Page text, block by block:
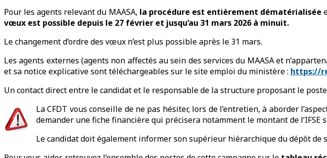
Pour les agents relevant du MAASA, la procédure est entièrement dématérialisée
vœux est possible depuis le 27 février et jusqu’au 31 mars 2026 à minuit.
Le changement d’ordre des vœux n’est plus possible après le 31 mars.
Les agents externes (agents non affectés au sein des services du MAASA et
et sa notice explicative sont téléchargeables sur le site emploi du ministère : https://
Un contact direct entre le candidat et le responsable de la structure proposant le
La CFDT vous conseille de ne pas hésiter, lors de l’entretien, à aborder
demander une fiche financière qui précisera notamment le montant de
Le candidat doit également informer son supérieur hiérarchique du dépôt de